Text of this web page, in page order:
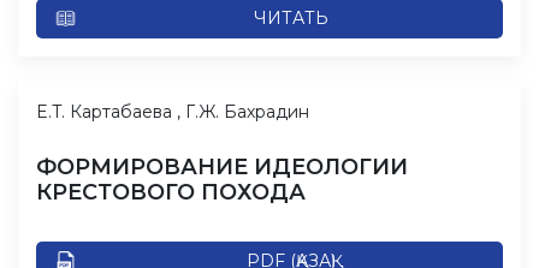
ЧИТАТЬ
E.T. Картабаева , Г.Ж. Бахрадин
ФОРМИРОВАНИЕ ИДЕОЛОГИИ
КРЕСТОВОГО ПОХОДА
PDF (ҚАЗАҚ)